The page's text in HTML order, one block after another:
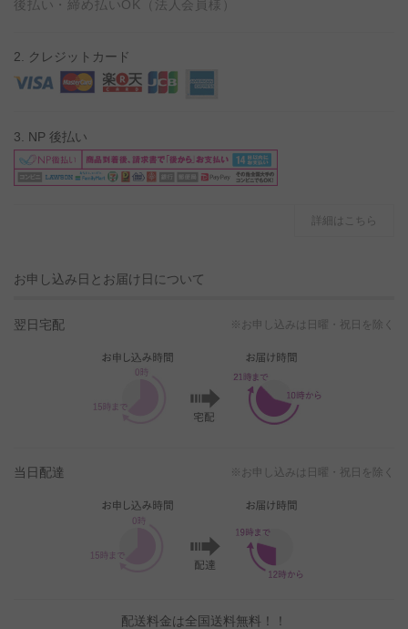
後払い・締め払いOK（法人会員様）
2. クレジットカード
3. NP 後払い
詳細はこちら
お申し込み日とお届け日について
翌日宅配 ※お申し込みは日曜・祝日を除く
当日配達 ※お申し込みは日曜・祝日を除く
配送料金は全国送料無料！！